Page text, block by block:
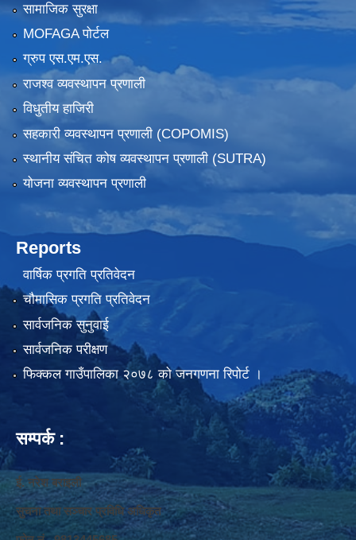
सामाजिक सुरक्षा
MOFAGA पोर्टल
ग्रुप एस.एम.एस.
राजश्व व्यवस्थापन प्रणाली
विधुतीय हाजिरी
सहकारी व्यवस्थापन प्रणाली (COPOMIS)
स्थानीय संचित कोष व्यवस्थापन प्रणाली (SUTRA)
योजना व्यवस्थापन प्रणाली
Reports
वार्षिक प्रगति प्रतिवेदन
चौमासिक प्रगति प्रतिवेदन
सार्वजनिक सुनुवाई
सार्वजनिक परीक्षण
फिक्कल गाउँपालिका २०७८ को जनगणना रिपोर्ट ।
सम्पर्क :
ई. नरेश बराइली
सुचना तथा सञ्‍चार प्रविधि अधिकृत